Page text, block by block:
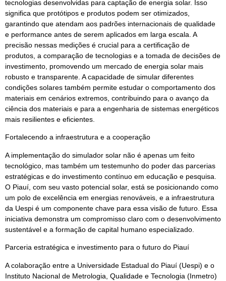
tecnologias desenvolvidas para captação de energia solar. Isso
significa que protótipos e produtos podem ser otimizados,
garantindo que atendam aos padrões internacionais de qualidade
e performance antes de serem aplicados em larga escala. A
precisão nessas medições é crucial para a certificação de
produtos, a comparação de tecnologias e a tomada de decisões de
investimento, promovendo um mercado de energia solar mais
robusto e transparente. A capacidade de simular diferentes
condições solares também permite estudar o comportamento dos
materiais em cenários extremos, contribuindo para o avanço da
ciência dos materiais e para a engenharia de sistemas energéticos
mais resilientes e eficientes.
Fortalecendo a infraestrutura e a cooperação
A implementação do simulador solar não é apenas um feito
tecnológico, mas também um testemunho do poder das parcerias
estratégicas e do investimento contínuo em educação e pesquisa.
O Piauí, com seu vasto potencial solar, está se posicionando como
um polo de excelência em energias renováveis, e a infraestrutura
da Uespi é um componente chave para essa visão de futuro. Essa
iniciativa demonstra um compromisso claro com o desenvolvimento
sustentável e a formação de capital humano especializado.
Parceria estratégica e investimento para o futuro do Piauí
A colaboração entre a Universidade Estadual do Piauí (Uespi) e o
Instituto Nacional de Metrologia, Qualidade e Tecnologia (Inmetro)